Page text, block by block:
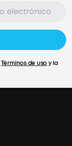
Términos de usoy la